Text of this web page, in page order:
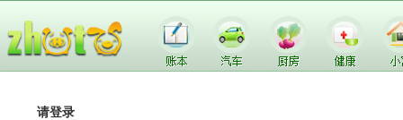
请登录